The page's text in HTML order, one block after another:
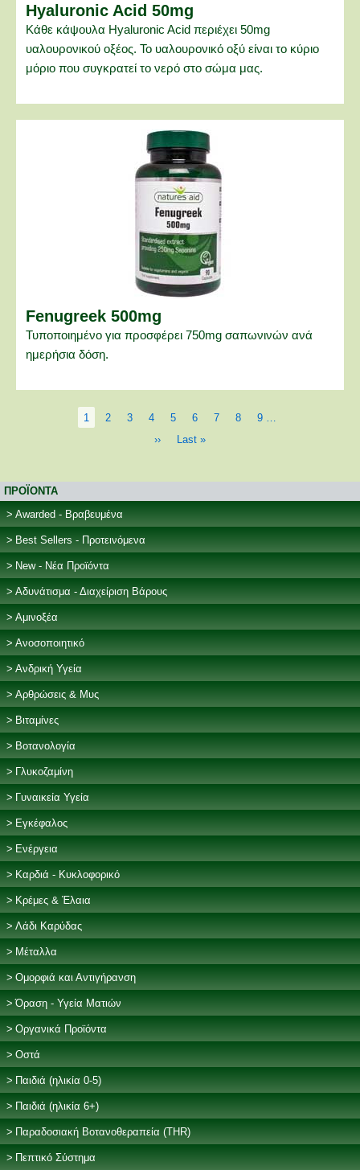
Hyaluronic Acid 50mg
Κάθε κάψουλα Hyaluronic Acid περιέχει 50mg
υαλουρονικού οξέος. Το υαλουρονικό οξύ είναι το κύριο
μόριο που συγκρατεί το νερό στο σώμα μας.
Fenugreek 500mg
Τυποποιημένο για προσφέρει 750mg σαπωνινών ανά
ημερήσια δόση.
ΣελιδοποίησηΤρέχουσα
1 Page
2 Page
3 Page
4 Page
5 Page
6 Page
7 Page
8 Page
9
Next
››
Last
Last »
ΠΡΟΪΟΝΤΑ
Awarded - Βραβευμένα
Best Sellers - Προτεινόμενα
New - Νέα Προϊόντα
Αδυνάτισμα - Διαχείριση Βάρους
Αμινοξέα
Ανοσοποιητικό
Ανδρική Υγεία
Αρθρώσεις & Μυς
Βιταμίνες
Βοτανολογία
Γλυκοζαμίνη
Γυναικεία Υγεία
Εγκέφαλος
Ενέργεια
Καρδιά - Κυκλοφορικό
Κρέμες & Έλαια
Λάδι Καρύδας
Μέταλλα
Ομορφιά και Αντιγήρανση
Όραση - Υγεία Ματιών
Οργανικά Προϊόντα
Οστά
Παιδιά (ηλικία 0-5)
Παιδιά (ηλικία 6+)
Παραδοσιακή Βοτανοθεραπεία (THR)
Πεπτικό Σύστημα